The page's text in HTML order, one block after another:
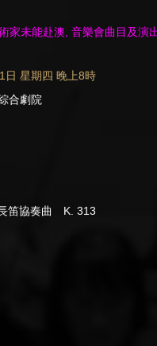
家未能赴澳, 音樂會曲目及演
日 星期四 晚上8時
合劇院
笛協奏曲 K. 313